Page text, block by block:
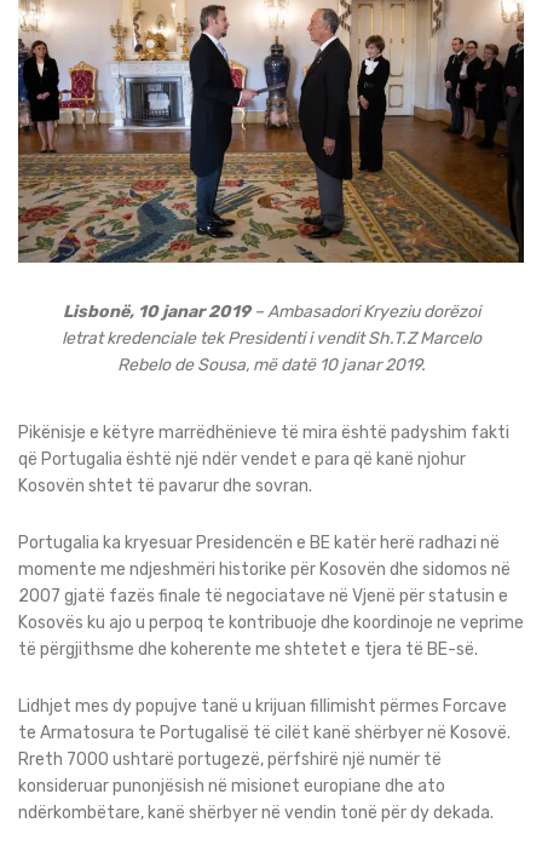
Lisbonë, 10 janar 2019– Ambasadori Kryeziu dorëzoi
letrat kredenciale tek Presidenti i vendit Sh.T.Z Marcelo
Rebelo de Sousa, më datë 10 janar 2019.
Pikënisje e këtyre marrëdhënieve të mira është padyshim fakti
që Portugalia është një ndër vendet e para që kanë njohur
Kosovën shtet të pavarur dhe sovran.
Portugalia ka kryesuar Presidencën e BE katër herë radhazi në
momente me ndjeshmëri historike për Kosovën dhe sidomos në
2007 gjatë fazës finale të negociatave në Vjenë për statusin e
Kosovës ku ajo u perpoq te kontribuoje dhe koordinoje ne veprime
të përgjithsme dhe koherente me shtetet e tjera të BE-së.
Lidhjet mes dy popujve tanë u krijuan fillimisht përmes Forcave
te Armatosura te Portugalisë të cilët kanë shërbyer në Kosovë.
Rreth 7000 ushtarë portugezë, përfshirë një numër të
konsideruar punonjësish në misionet europiane dhe ato
ndërkombëtare, kanë shërbyer në vendin tonë për dy dekada.